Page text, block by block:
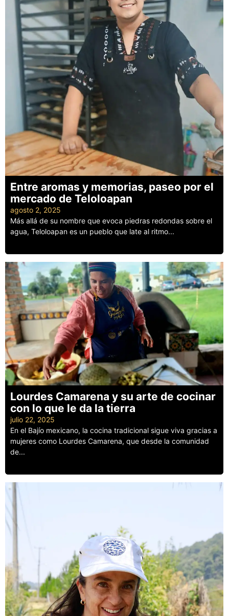
Entre aromas y memorias, paseo por el
mercado de Teloloapan
agosto 2, 2025
Más allá de su nombre que evoca piedras redondas sobre el
agua, Teloloapan es un pueblo que late al ritmo...
Lourdes Camarena y su arte de cocinar
con lo que le da la tierra
julio 22, 2025
En el Bajío mexicano, la cocina tradicional sigue viva gracias a
mujeres como Lourdes Camarena, que desde la comunidad
de...